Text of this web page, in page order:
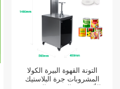
التونة القهوة البيرة الكولا
المشروبات جرة البلاستيك